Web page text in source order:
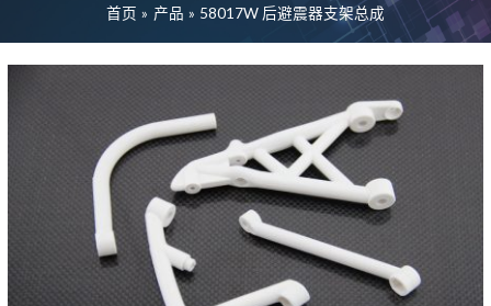
首页 产品 58017W 后避震器支架总成